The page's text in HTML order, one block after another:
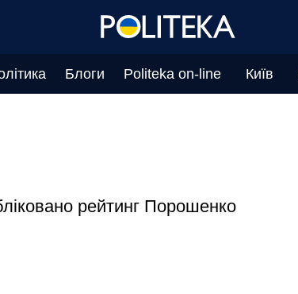
Блоги Politeka on-line Київ
рейтинг Порошенко